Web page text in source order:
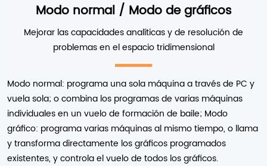
Modo normal / Modo de gráficos
Mejorar las capacidades analíticas y de resolución de
problemas en el espacio tridimensional
Modo normal: programa una sola máquina a través de PC y
vuela sola; o combina los programas de varias máquinas
individuales en un vuelo de formación de baile; Modo
gráfico: programa varias máquinas al mismo tiempo, o llama
y transforma directamente los gráficos programados
existentes, y controla el vuelo de todos los gráficos.